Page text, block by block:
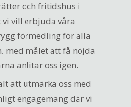
och fritidshus i
vi vill erbjuda våra
förmedling för alla
med målet att få nöjda
anlitar oss igen.
att utmärka oss med
engagemang där vi